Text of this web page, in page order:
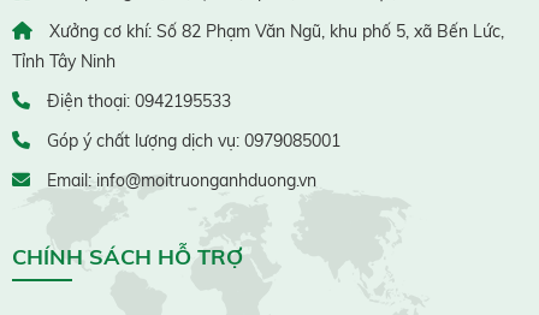
Xưởng cơ khí: Số 82 Phạm Văn Ngũ, khu phố 5, xã Bến Lức,
Tỉnh Tây Ninh
Điện thoại: 0942195533
Góp ý chất lượng dịch vụ: 0979085001
Email: info@moitruonganhduong.vn
CHÍNH SÁCH HỖ TRỢ